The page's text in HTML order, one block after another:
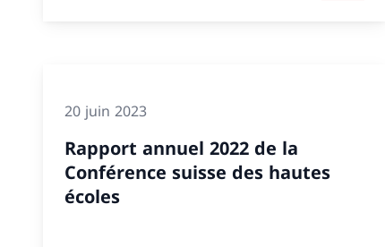
20 juin 2023
Rapport annuel 2022 de la
Conférence suisse des hautes
écoles